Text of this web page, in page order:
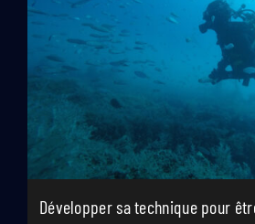
Développer sa technique pour